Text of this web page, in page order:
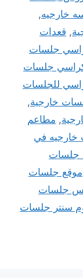
خارجيه,
, قعدات
جلسات
جلسات
للجلسات
خارجية,
, مطاعم
في
جلسات
موقع جلسات
جلسات
سنتر جلسات